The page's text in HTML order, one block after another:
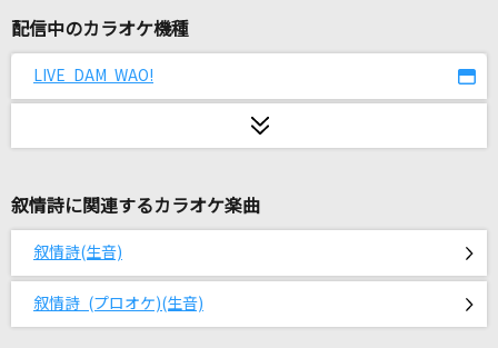
きっと大丈夫
TEST ME(【推しの子】アニメバージョン)
[生音]優しい雨
小泉今日子
[生音]友達のまま
配信中のカラオケ機種
LIVE DAM WAO!
叙情詩に関連するカラオケ楽曲
叙情詩(生音)
叙情詩 (プロオケ)(生音)